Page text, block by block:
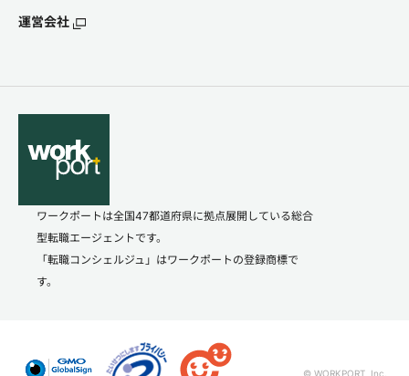
運営会社
ワークポートは全国47都道府県に拠点展開している総合
型転職エージェントです。
「転職コンシェルジュ」はワークポートの登録商標で
す。
© WORKPORT, Inc.